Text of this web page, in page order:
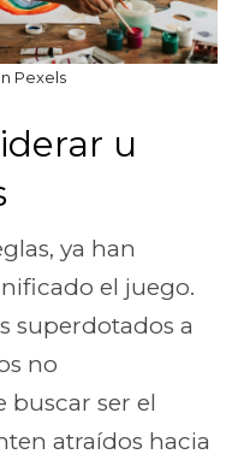
Pexels
u
ya han
el juego.
superdotados a
no
buscar ser el
atraídos hacia